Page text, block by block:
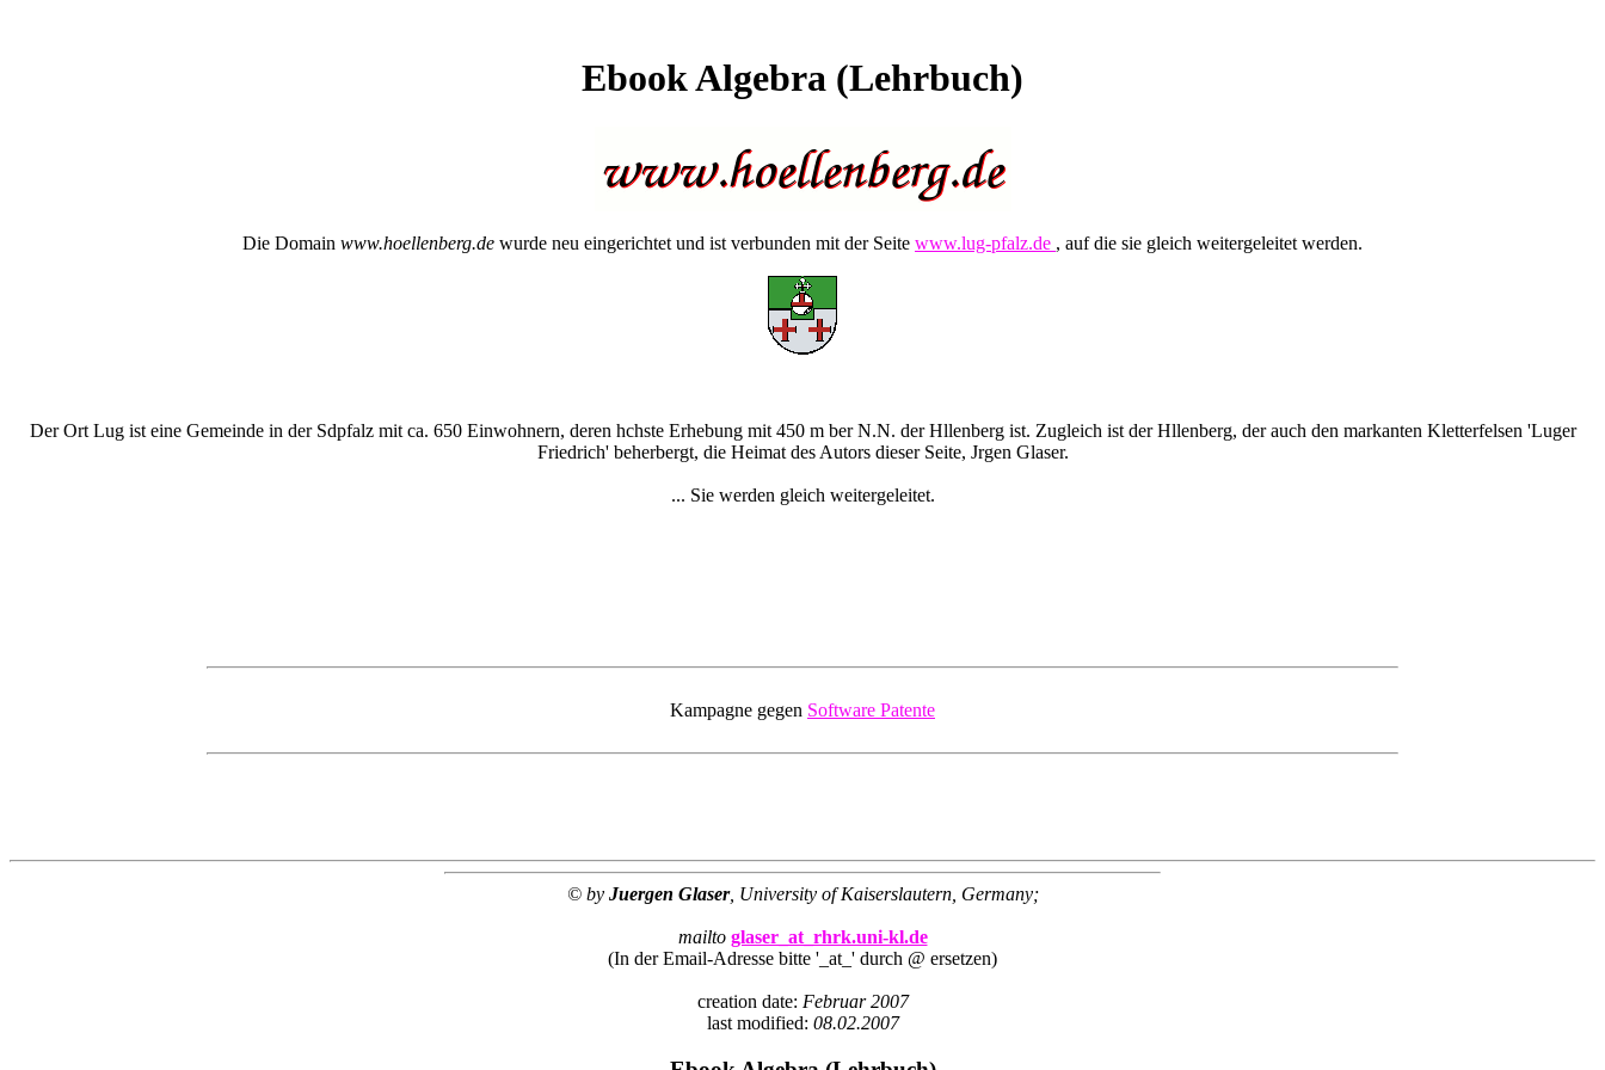
Ebook Algebra (Lehrbuch)
Die Domain www.hoellenberg.de wurde neu eingerichtet und ist verbunden mit der Seite www.lug-pfalz.de , auf die sie gleich weitergeleitet werden.
Der Ort Lug ist eine Gemeinde in der Sdpfalz mit ca. 650 Einwohnern, deren hchste Erhebung mit 450 m ber N.N. der Hllenberg ist. Zugleich ist der Hllenberg, der auch den markanten Kletterfelsen 'Luger
Friedrich' beherbergt, die Heimat des Autors dieser Seite, Jrgen Glaser.
... Sie werden gleich weitergeleitet.
Kampagne gegen Software Patente
© by Juergen Glaser, University of Kaiserslautern, Germany;
mailto glaser_at_rhrk.uni-kl.de
(In der Email-Adresse bitte '_at_' durch @ ersetzen)
creation date: Februar 2007
last modified: 08.02.2007